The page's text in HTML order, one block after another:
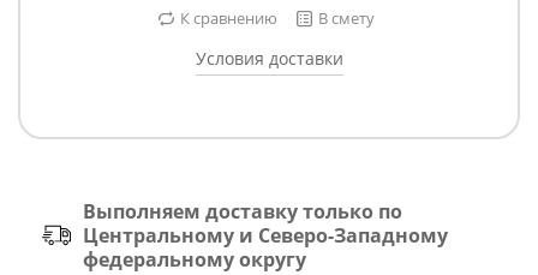
К сравнению В смету
Условия доставки
Выполняем доставку только по
Центральному и Северо-Западному
федеральному округу